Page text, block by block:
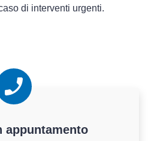
di interventi urgenti.
appuntamento